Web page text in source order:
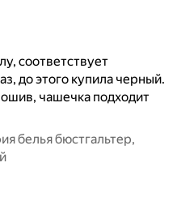
соответствует
до этого купила черный.
чашечка подходит
белья бюстгальтер,